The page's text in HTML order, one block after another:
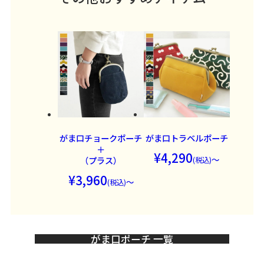
がま口チョークポーチ
＋
（プラス）
3,960 ～
がま口トラベルポーチ
4,290 ～
がま口ポーチ 一覧